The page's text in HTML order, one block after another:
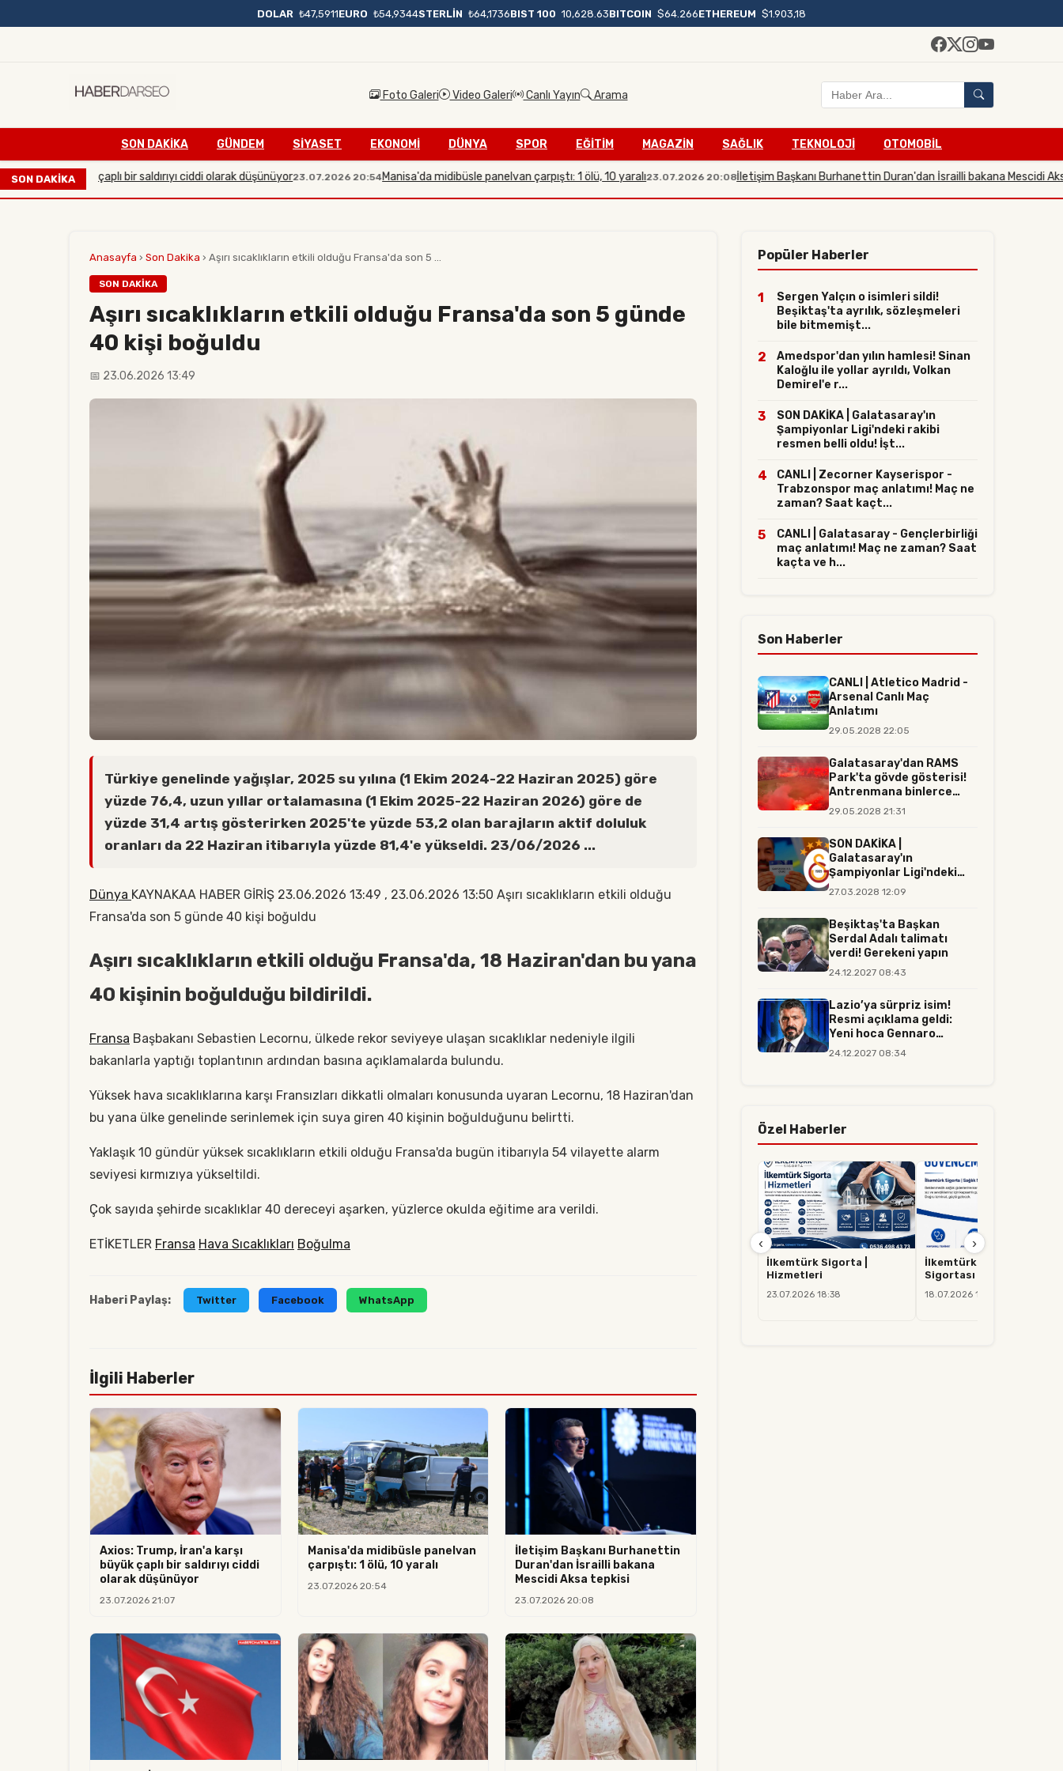
DOLAR ₺47,5911EURO ₺54,9344STERLİN ₺64,1736BIST 100 10,628.63BITCOIN $64.266ETHEREUM $1.903,18
Foto Galeri Video Galeri Canlı Yayın Arama
SON DAKIKA GÜNDEM SİYASET EKONOMİ DÜNYA SPOR EĞİTİM MAGAZİN SAĞLIK TEKNOLOJİ OTOMOBİL
SON DAKİKA
karşı büyük çaplı bir saldırıyı ciddi olarak düşünüyor23.07.2026 20:54Manisa'da midibüsle panelvan çarpıştı: 1 ölü, 10 yaralı23.07.2026 20:08İletişim Başkanı Burhanettin Duran'dan İsrailli bakana Mescidi Aksa
Anasayfa › Son Dakika › Aşırı sıcaklıkların etkili olduğu Fransa'da son 5 ...
SON DAKIKA
Aşırı sıcaklıkların etkili olduğu Fransa'da son 5 günde
40 kişi boğuldu
📅 23.06.2026 13:49
Türkiye genelinde yağışlar, 2025 su yılına (1 Ekim 2024-22 Haziran 2025) göre
yüzde 76,4, uzun yıllar ortalamasına (1 Ekim 2025-22 Haziran 2026) göre de
yüzde 31,4 artış gösterirken 2025'te yüzde 53,2 olan barajların aktif doluluk
oranları da 22 Haziran itibarıyla yüzde 81,4'e yükseldi. 23/06/2026 ...
Dünya KAYNAKAA HABER GİRİŞ 23.06.2026 13:49 , 23.06.2026 13:50 Aşırı sıcaklıkların etkili olduğu
Fransa'da son 5 günde 40 kişi boğuldu
Aşırı sıcaklıkların etkili olduğu Fransa'da, 18 Haziran'dan bu yana
40 kişinin boğulduğu bildirildi.
Fransa Başbakanı Sebastien Lecornu, ülkede rekor seviyeye ulaşan sıcaklıklar nedeniyle ilgili
bakanlarla yaptığı toplantının ardından basına açıklamalarda bulundu.
Yüksek hava sıcaklıklarına karşı Fransızları dikkatli olmaları konusunda uyaran Lecornu, 18 Haziran'dan
bu yana ülke genelinde serinlemek için suya giren 40 kişinin boğulduğunu belirtti.
Yaklaşık 10 gündür yüksek sıcaklıkların etkili olduğu Fransa'da bugün itibarıyla 54 vilayette alarm
seviyesi kırmızıya yükseltildi.
Çok sayıda şehirde sıcaklıklar 40 dereceyi aşarken, yüzlerce okulda eğitime ara verildi.
ETİKETLER Fransa Hava Sıcaklıkları Boğulma
Haberi Paylaş: Twitter Facebook WhatsApp
İlgili Haberler
Axios: Trump, İran'a karşı
büyük çaplı bir saldırıyı ciddi
olarak düşünüyor
23.07.2026 21:07
Manisa'da midibüsle panelvan
çarpıştı: 1 ölü, 10 yaralı
23.07.2026 20:54
İletişim Başkanı Burhanettin
Duran'dan İsrailli bakana
Mescidi Aksa tepkisi
23.07.2026 20:08
Popüler Haberler
1
Sergen Yalçın o isimleri sildi!
Beşiktaş'ta ayrılık, sözleşmeleri
bile bitmemişt...
2
Amedspor'dan yılın hamlesi! Sinan
Kaloğlu ile yollar ayrıldı, Volkan
Demirel'e r...
3
SON DAKİKA | Galatasaray'ın
Şampiyonlar Ligi'ndeki rakibi
resmen belli oldu! İşt...
4
CANLI | Zecorner Kayserispor -
Trabzonspor maç anlatımı! Maç ne
zaman? Saat kaçt...
5
CANLI | Galatasaray - Gençlerbirliği
maç anlatımı! Maç ne zaman? Saat
kaçta ve h...
Son Haberler
CANLI | Atletico Madrid -
Arsenal Canlı Maç
Anlatımı
29.05.2028 22:05
Galatasaray'dan RAMS
Park'ta gövde gösterisi!
Antrenmana binlerce
tara...
29.05.2028 21:31
SON DAKİKA |
Galatasaray'ın
Şampiyonlar Ligi'ndeki
rakibi resmen belli...
27.03.2028 12:09
Beşiktaş'ta Başkan
Serdal Adalı talimatı
verdi! Gerekeni yapın
24.12.2027 08:43
Lazio’ya sürpriz isim!
Resmi açıklama geldi:
Yeni hoca Gennaro
Gattuso...
24.12.2027 08:34
Özel Haberler
İlkemtürk Sigorta |
Hizmetleri
23.07.2026 18:38
İlkemtürk Sigorta | Sağlık
Sigortası
18.07.2026 14:37
‹ ›